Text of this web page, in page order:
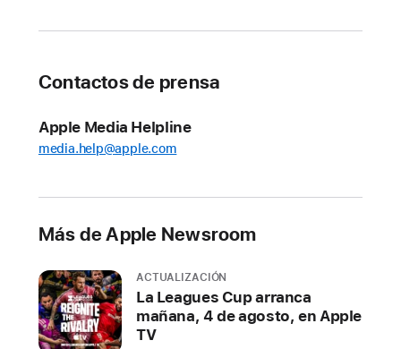
está
de
hoy
a
O
S
o
n
o
m
Contactos de prensa
Apple Media Helpline
media.help@apple.com
Más de Apple Newsroom
ACTUALIZACIÓN
La Leagues Cup arranca
mañana, 4 de agosto, en Apple
TV